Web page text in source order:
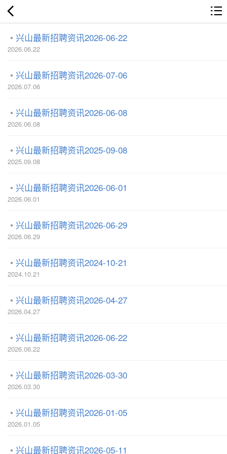
兴山最新招聘资讯2026-06-22
2026.06.22
兴山最新招聘资讯2026-07-06
2026.07.06
兴山最新招聘资讯2026-06-08
2026.06.08
兴山最新招聘资讯2025-09-08
2025.09.08
兴山最新招聘资讯2026-06-01
2026.06.01
兴山最新招聘资讯2026-06-29
2026.06.29
兴山最新招聘资讯2024-10-21
2024.10.21
兴山最新招聘资讯2026-04-27
2026.04.27
兴山最新招聘资讯2026-06-22
2026.06.22
兴山最新招聘资讯2026-03-30
2026.03.30
兴山最新招聘资讯2026-01-05
2026.01.05
兴山最新招聘资讯2026-05-11